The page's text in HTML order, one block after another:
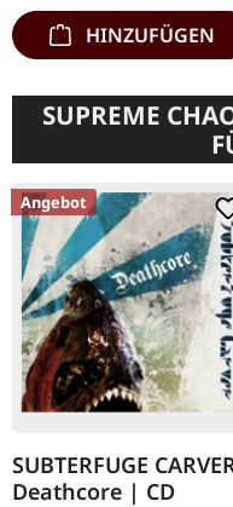
HINZUFÜGEN
SUPREME
Angebot
SUBTERFUGE
Deathcore | CD